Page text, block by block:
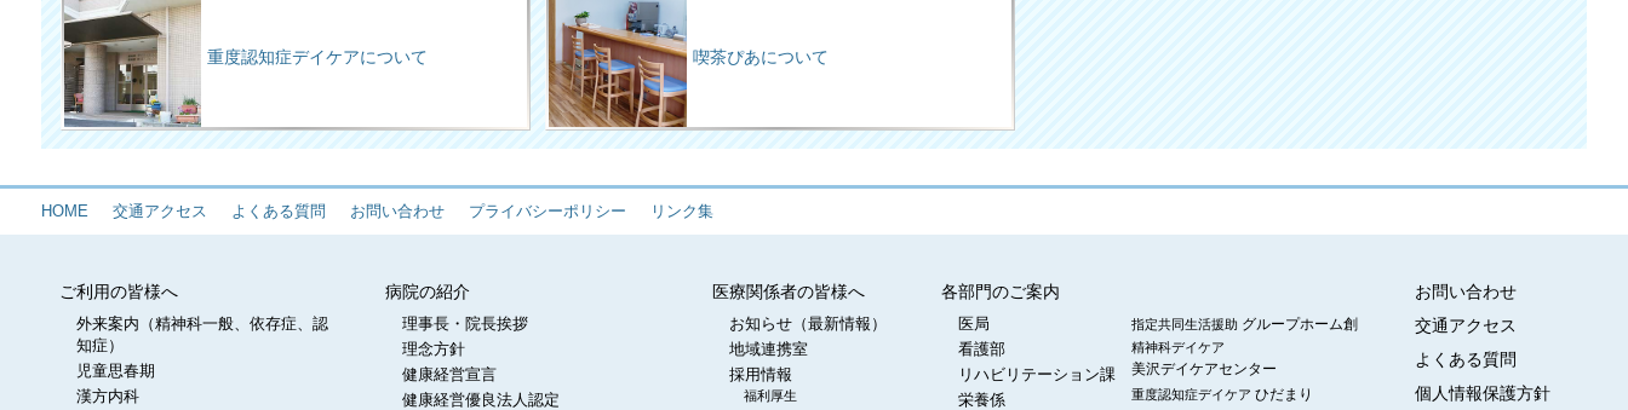
重度認知症デイケアについて 喫茶ぴあについて
HOME 交通アクセス よくある質問 お問い合わせ プライバシーポリシー リンク集
ご利用の皆様へ
外来案内（精神科一般、依存症、認
知症）
児童思春期
漢方内科
病院の紹介
理事長・院長挨拶
理念方針
健康経営宣言
健康経営優良法人認定
医療関係者の皆様へ
お知らせ（最新情報）
地域連携室
採用情報
福利厚生
各部門のご案内
医局
看護部
リハビリテーション課
栄養係
指定共同生活援助 グループホーム創
精神科デイケア
美沢デイケアセンター
重度認知症デイケア ひだまり
お問い合わせ
交通アクセス
よくある質問
個人情報保護方針